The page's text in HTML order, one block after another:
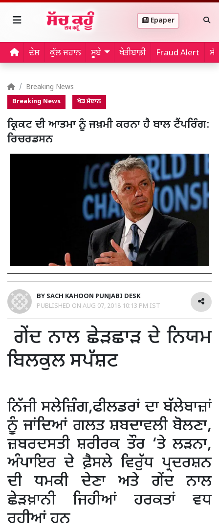
Epaper
ਦੇਸ਼ ਕੁੱਲ ਜਹਾਨ ਸੂਬੇ ਖੇਤੀਬਾੜੀ Fraud Alert
Breaking News
Breaking News ਖੇਡ ਮੈਦਾਨ
ਕ੍ਰਿਕਟ ਦੀ ਆਤਮਾ ਨੂੰ ਜਖ਼ਮੀ ਕਰਨਾ ਹੈ ਬਾਲ ਟੈਂਪਰਿੰਗ:
ਰਿਚਰਡਸਨ
BY SACH KAHOON PUNJABI DESK
PUBLISHED ON AUG 07, 2018 10:13 PM IST
ਗੇਂਦ ਨਾਲ ਛੇੜਛਾੜ ਦੇ ਨਿਯਮ
ਬਿਲਕੁਲ ਸਪੱਸ਼ਟ
ਨਿੱਜੀ ਸਲੇਜ਼ਿੰਗ,ਫੀਲਡਰਾਂ ਦਾ ਬੱਲੇਬਾਜ਼ਾਂ
ਨੂੰ ਜਾਂਦਿਆਂ ਗਲਤ ਸ਼ਬਦਾਵਲੀ ਬੋਲਣਾ,
ਜ਼ਬਰਦਸਤੀ ਸ਼ਰੀਰਕ ਤੌਰ ‘ਤੇ ਲੜਨਾ,
ਅੰਪਾਇਰ ਦੇ ਫ਼ੈਸਲੇ ਵਿਰੁੱਧ ਪ੍ਰਦਰਸ਼ਨ
ਦੀ ਧਮਕੀ ਦੇਣਾ ਅਤੇ ਗੇਂਦ ਨਾਲ
ਛੇੜਖ਼ਾਨੀ ਜਿਹੀਆਂ ਹਰਕਤਾਂ ਵਧ
ਰਹੀਆਂ ਹਨ